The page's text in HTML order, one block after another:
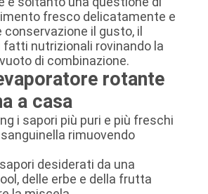
fresco delicatamente e
il gusto, il
fatti nutrizionali rovinando la
di combinazione.
rotante
a casa
i sapori più puri e più freschi
rimuovendo
desiderati da una
delle erbe e della frutta